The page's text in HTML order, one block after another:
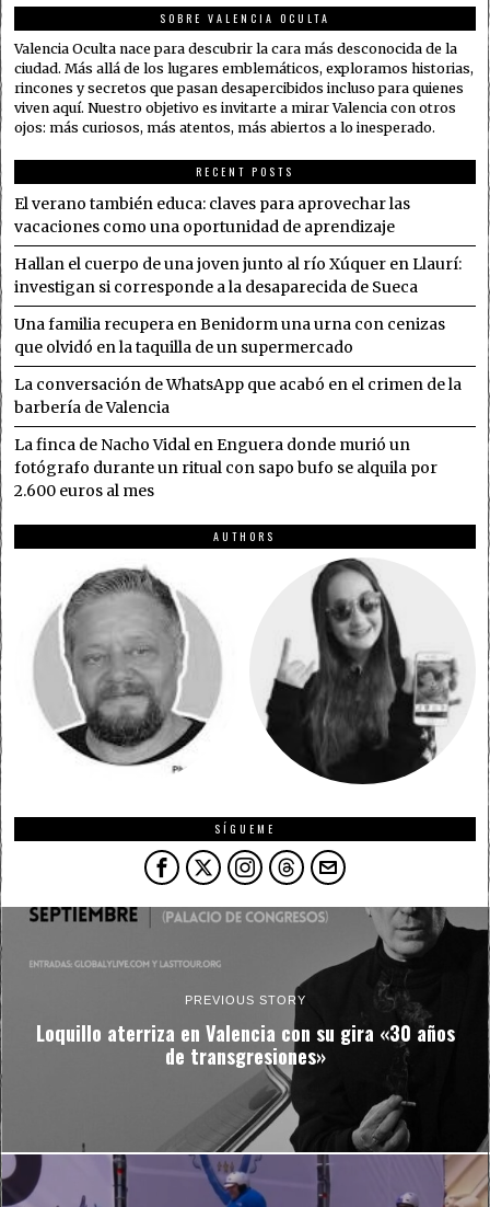
SOBRE VALENCIA OCULTA
Valencia Oculta nace para descubrir la cara más desconocida de la
ciudad. Más allá de los lugares emblemáticos, exploramos historias,
rincones y secretos que pasan desapercibidos incluso para quienes
viven aquí. Nuestro objetivo es invitarte a mirar Valencia con otros
ojos: más curiosos, más atentos, más abiertos a lo inesperado.
RECENT POSTS
El verano también educa: claves para aprovechar las
vacaciones como una oportunidad de aprendizaje
Hallan el cuerpo de una joven junto al río Xúquer en Llaurí:
investigan si corresponde a la desaparecida de Sueca
Una familia recupera en Benidorm una urna con cenizas
que olvidó en la taquilla de un supermercado
La conversación de WhatsApp que acabó en el crimen de la
barbería de Valencia
La finca de Nacho Vidal en Enguera donde murió un
fotógrafo durante un ritual con sapo bufo se alquila por
2.600 euros al mes
AUTHORS
SÍGUEME
PREVIOUS STORY
Loquillo aterriza en Valencia con su gira «30 años
de transgresiones»